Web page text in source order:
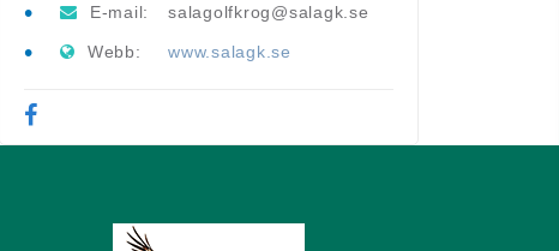
E-mail: salagolfkrog@salagk.se
Webb: www.salagk.se